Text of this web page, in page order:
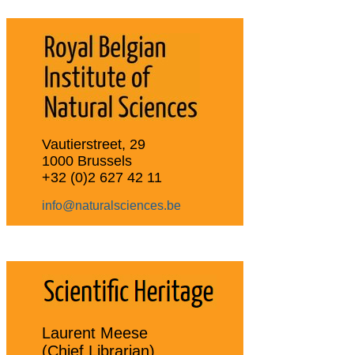
Vautierstreet, 29
1000 Brussels
+32 (0)2 627 42 11
info@naturalsciences.be
Laurent Meese
(Chief Librarian)